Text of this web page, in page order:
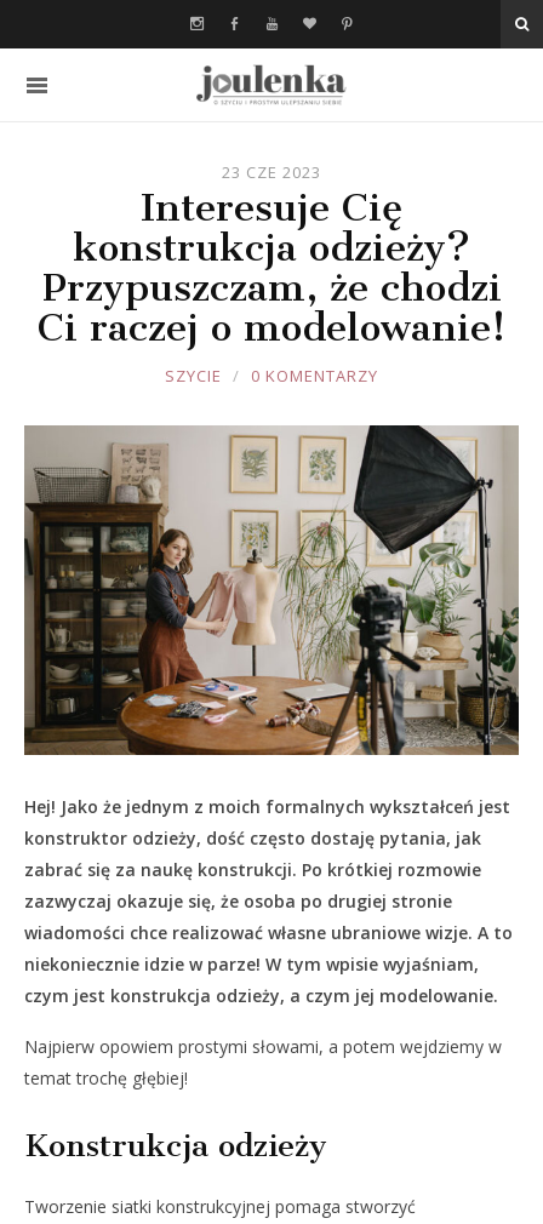
23 CZE 2023
Interesuje Cię
konstrukcja odzieży?
Przypuszczam, że chodzi
Ci raczej o modelowanie!
JOULE
SZYCIE 0 KOMENTARZY
Hej! Jako że jednym z moich formalnych wykształceń jest
konstruktor odzieży, dość często dostaję pytania, jak
zabrać się za naukę konstrukcji. Po krótkiej rozmowie
zazwyczaj okazuje się, że osoba po drugiej stronie
wiadomości chce realizować własne ubraniowe wizje. A to
niekoniecznie idzie w parze! W tym wpisie wyjaśniam,
czym jest konstrukcja odzieży, a czym jej modelowanie.
Najpierw opowiem prostymi słowami, a potem wejdziemy w
temat trochę głębiej!
Konstrukcja odzieży
Tworzenie siatki konstrukcyjnej pomaga stworzyć